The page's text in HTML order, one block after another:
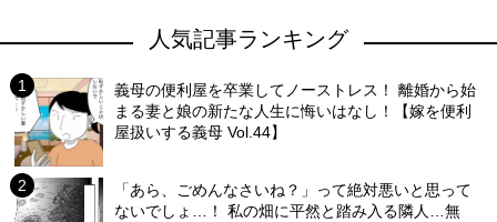
人気記事ランキング
義母の便利屋を卒業してノーストレス！ 離婚から始
まる妻と娘の新たな人生に悔いはなし！【嫁を便利
屋扱いする義母 Vol.44】
「あら、ごめんなさいね？」って絶対悪いと思って
ないでしょ…！ 私の畑に平然と踏み入る隣人…無